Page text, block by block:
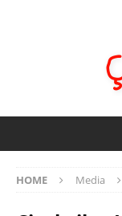
HOME Media